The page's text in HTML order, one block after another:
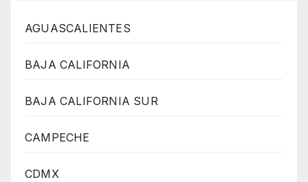
AGUASCALIENTES
BAJA CALIFORNIA
BAJA CALIFORNIA SUR
CAMPECHE
CDMX